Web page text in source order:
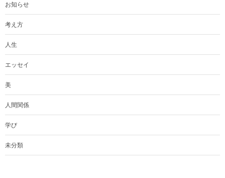
お知らせ
考え方
人生
エッセイ
美
人間関係
学び
未分類